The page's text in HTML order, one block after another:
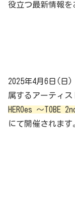
役立つ最新情報を
2025年4月6日(日)
属するアーティ
HEROes ～TOBE
にて開催されます